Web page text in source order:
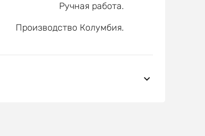
Ручная работа.
Производство Колумбия.